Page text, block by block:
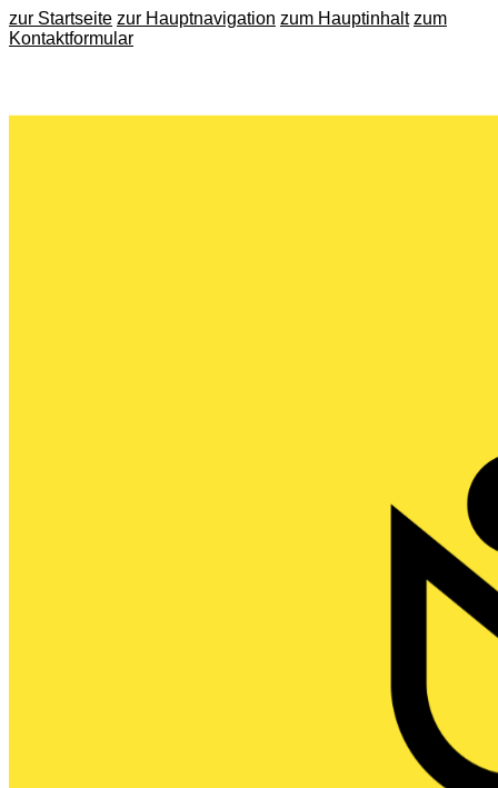
zur Startseite zur Hauptnavigation zum Hauptinhalt zum
Kontaktformular